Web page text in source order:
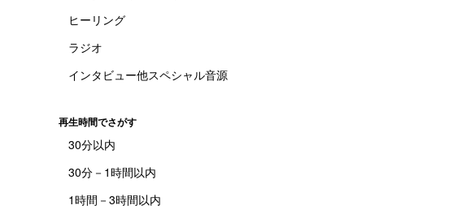
ヒーリング
ラジオ
インタビュー他スペシャル音源
再生時間でさがす
30分以内
30分－1時間以内
1時間－3時間以内